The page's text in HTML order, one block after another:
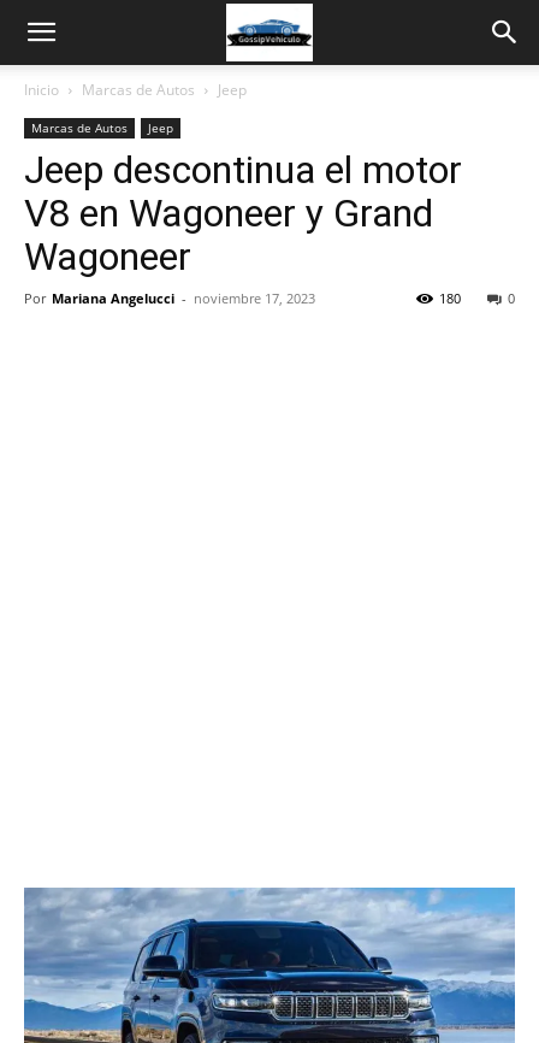
Inicio Marcas de Autos Jeep
Marcas de Autos Jeep
Jeep descontinua el motor
V8 en Wagoneer y Grand
Wagoneer
Por Mariana Angelucci - noviembre 17, 2023 0
180